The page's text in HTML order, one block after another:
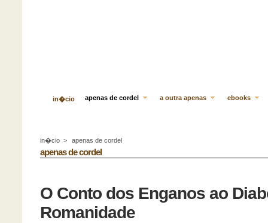
in�cio apenas de cordel a outra apenas ebooks
in�cio > apenas de cordel
apenas de cordel
O Conto dos Enganos ao
Romanidade